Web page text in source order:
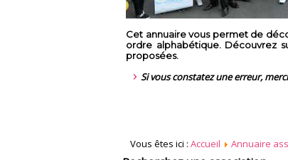
Cet annuaire vous permet de
ordre alphabétique. Découvrez
proposées.
Si vous constatez une erreur,
Vous êtes ici : Accueil Annuaire